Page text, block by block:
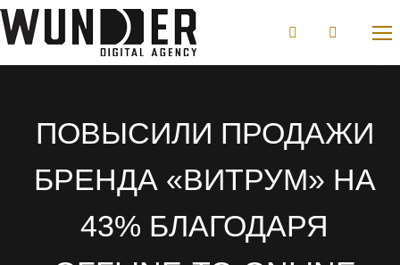
ПОВЫСИЛИ ПРОДАЖИ
БРЕНДА «ВИТРУМ» НА
43% БЛАГОДАРЯ